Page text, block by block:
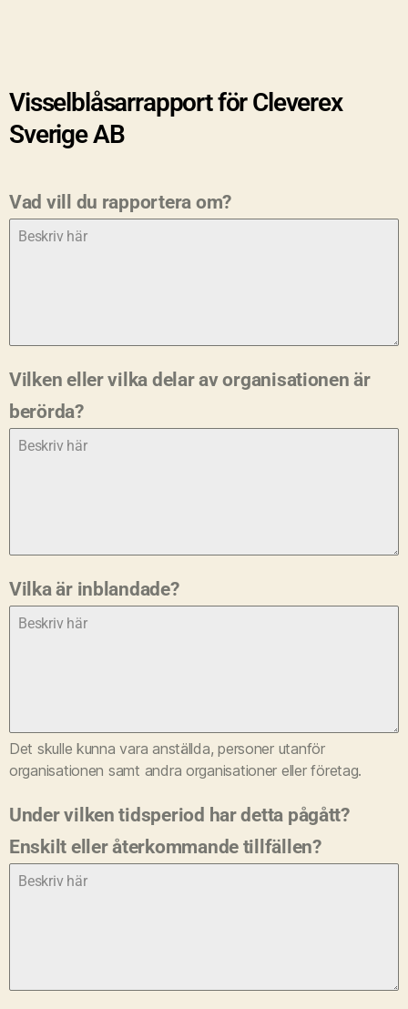
Visselblåsarrapport för Cleverex
Sverige AB
Vad vill du rapportera om?
Vilken eller vilka delar av organisationen är
berörda?
Vilka är inblandade?
Det skulle kunna vara anställda, personer utanför
organisationen samt andra organisationer eller företag.
Under vilken tidsperiod har detta pågått?
Enskilt eller återkommande tillfällen?